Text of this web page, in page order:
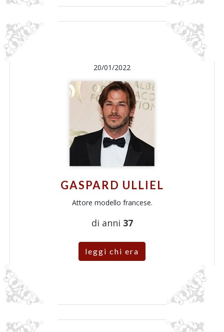
20/01/2022
GASPARD ULLIEL
Attore modello francese.
di anni 37
leggi chi era